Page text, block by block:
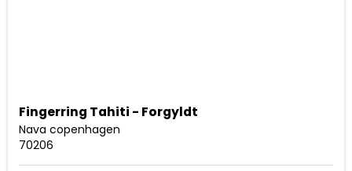
Fingerring Tahiti - Forgyldt
Nava copenhagen
70206